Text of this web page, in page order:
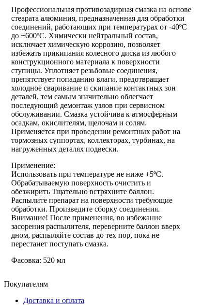
Профессиональная противозадирная смазка на основе
стеарата алюминия, предназначенная для обработки
соединений, работающих при температурах от -40ºС
до +600ºС. Химически нейтральный состав,
исключает химическую коррозию, позволяет
избежать прикипания колесного диска из любого
конструкционного материала к поверхности
ступицы. Уплотняет резьбовые соединения,
препятствует попаданию влаги, предотвращает
холодное сваривание и скипание контактных зон
деталей, тем самым значительно облегчает
последующий демонтаж узлов при сервисном
обслуживании. Смазка устойчива к атмосферным
осадкам, окислителям, щелочам и солям.
Применяется при проведении ремонтных работ на
тормозных суппортах, коллекторах, турбинах, на
нагруженных деталях подвески.
Применение:
Использовать при температуре не ниже +5ºС.
Обрабатываемую поверхность очистить и
обезжирить Тщательно встряхните баллон.
Распылите препарат на поверхности требующие
обработки. Произведите сборку соединения.
Внимание! После применения, во избежание
засорения распылителя, переверните баллон вверх
дном, распыляйте состав до тех пор, пока не
перестанет поступать смазка.
Фасовка: 520 мл
Покупателям
Доставка и оплата